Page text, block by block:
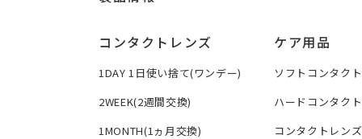
コンタクトレンズ
1DAY 1日使い捨て(ワンデー)
2WEEK(2週間交換)
1MONTH(1ヵ月交換)
ケア用品
ソフトコンタク
ハードコンタク
コンタクトレン